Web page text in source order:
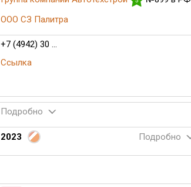
ООО СЗ Палитра
+7 (4942) 30 ...
Ссылка
Подробно
2023 Подробно